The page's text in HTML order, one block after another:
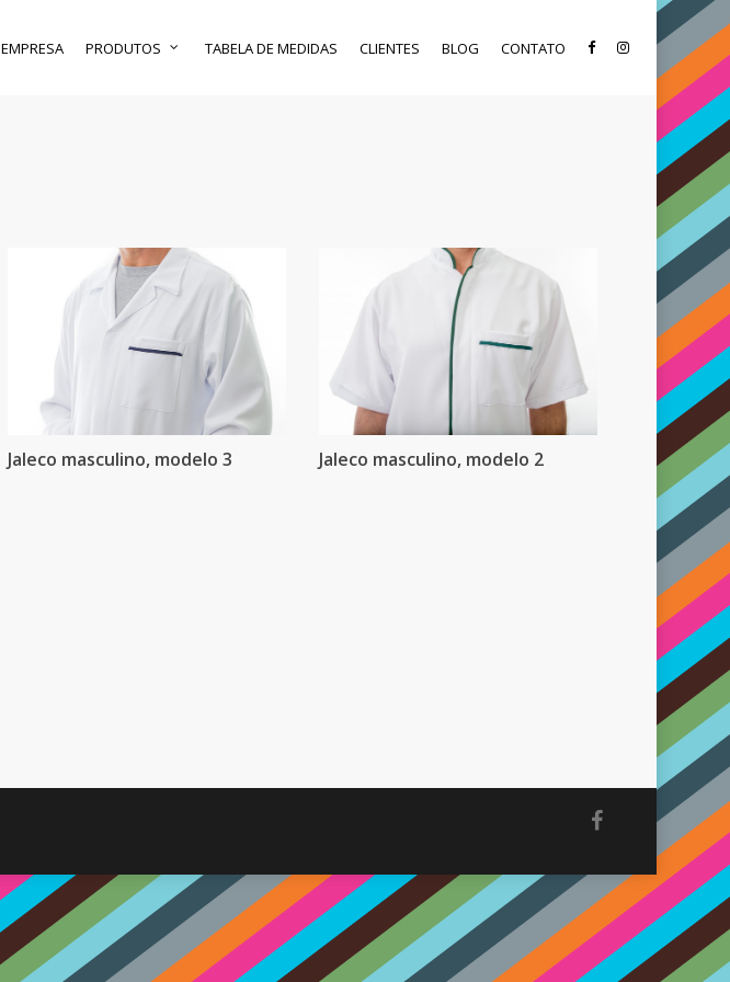
EMPRESA PRODUTOS TABELA DE MEDIDAS CLIENTES BLOG CONTATO
Jaleco masculino, modelo 3 Jaleco masculino, modelo 2
facebook